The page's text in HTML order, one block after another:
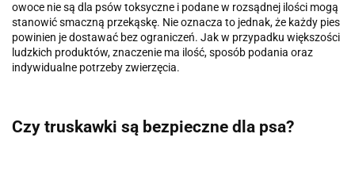
owoce nie są dla psów toksyczne i podane w rozsądnej ilości mogą
stanowić smaczną przekąskę. Nie oznacza to jednak, że każdy pies
powinien je dostawać bez ograniczeń. Jak w przypadku większości
ludzkich produktów, znaczenie ma ilość, sposób podania oraz
indywidualne potrzeby zwierzęcia.
Czy truskawki są bezpieczne dla psa?